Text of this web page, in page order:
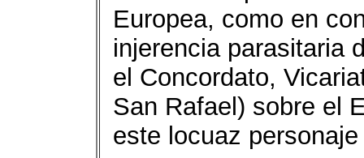
Europea, como en
injerencia parasitaria
el Concordato,
San Rafael) sobre el
este locuaz